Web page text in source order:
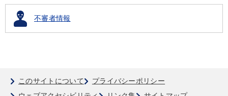
不審者情報
このサイトについて
プライバシーポリシー